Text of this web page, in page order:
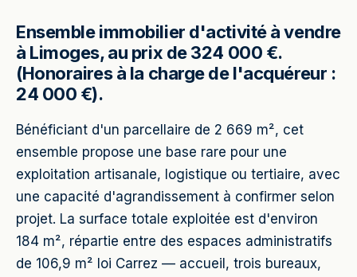
Ensemble immobilier d'activité à vendre
à Limoges, au prix de 324 000 €.
(Honoraires à la charge de l'acquéreur :
24 000 €).
Bénéficiant d'un parcellaire de 2 669 m², cet
ensemble propose une base rare pour une
exploitation artisanale, logistique ou tertiaire, avec
une capacité d'agrandissement à confirmer selon
projet. La surface totale exploitée est d'environ
184 m², répartie entre des espaces administratifs
de 106,9 m² loi Carrez — accueil, trois bureaux,